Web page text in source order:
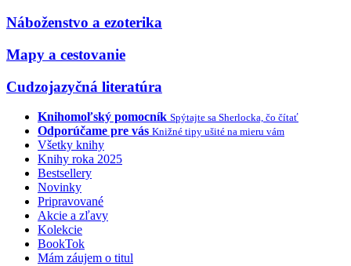
Náboženstvo a ezoterika
Mapy a cestovanie
Cudzojazyčná literatúra
Knihomoľský pomocník Spýtajte sa Sherlocka, čo čítať
Odporúčame pre vás Knižné tipy ušité na mieru vám
Všetky knihy
Knihy roka 2025
Bestsellery
Novinky
Pripravované
Akcie a zľavy
Kolekcie
BookTok
Mám záujem o titul